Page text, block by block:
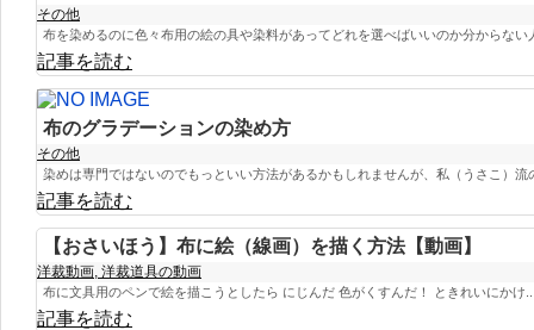
その他
布を染めるのに色々布用の絵の具や染料があってどれを選べばいいのか分からない
記事を読む
布のグラデーションの染め方
その他
染めは専門ではないのでもっといい方法があるかもしれませんが、私（うさこ）流
記事を読む
【おさいほう】布に絵（線画）を描く方法【動画】
洋裁動画, 洋裁道具の動画
布に文具用のペンで絵を描こうとしたら にじんだ 色がくすんだ！ ときれいにかけ
記事を読む